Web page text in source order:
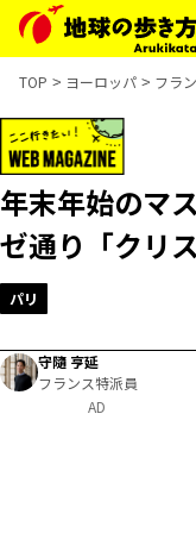
TOP ヨーロッパ フラ
年末年始のマ
ゼ通り「クリ
パリ
守隨 亨延
フランス特派員
AD